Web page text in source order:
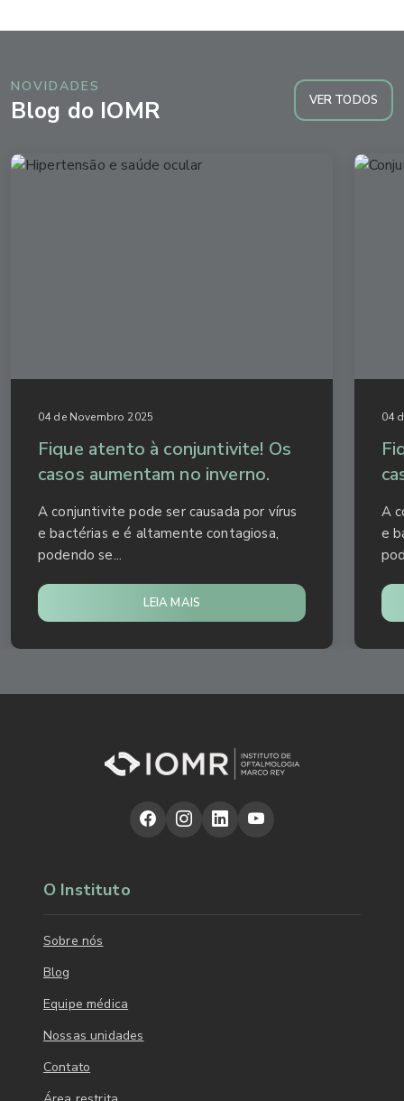
NOVIDADES
Blog do IOMR VER TODOS
04 de Novembro 2025
Fique atento à conjuntivite! Os
casos aumentam no inverno.
A conjuntivite pode ser causada por vírus
e bactérias e é altamente contagiosa,
podendo se...
LEIA MAIS
04
A
e
O Instituto
Sobre nós
Blog
Equipe médica
Nossas unidades
Contato